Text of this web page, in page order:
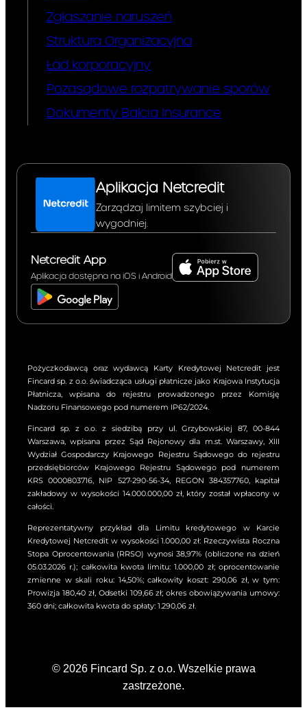
Zgłaszanie naruszeń
Struktura Organizacyjna
Ład korporacyjny
Pozasądowe rozpatrywanie sporów
Dokumenty Balcia Insurance
Aplikacja Netcredit
Zarządzaj limitem szybciej i
wygodniej.
Netcredit App
Aplikacja dostępna na iOS i Android
Pożyczkodawcą oraz wydawcą Karty Kredytowej Netcredit jest
Fincard sp. z o.o. świadcząca usługi płatnicze jako Krajowa Instytucja
Płatnicza, wpisana do rejestru prowadzonego przez Komisję
Nadzoru Finansowego pod numerem IP62/2024.
Fincard sp. z o.o. z siedzibą przy ul. Grzybowskiej 87, 00-844
Warszawa, wpisana przez Sąd Rejonowy dla m.st. Warszawy, XIII
Wydział Gospodarczy Krajowego Rejestru Sądowego do rejestru
przedsiębiorców Krajowego Rejestru Sądowego pod numerem
KRS 0000803716, NIP 527-290-56-34, REGON 384357760, kapitał
zakładowy w wysokości 14.000.000,00 zł, który został wpłacony w
całości.
Reprezentatywny przykład dla Limitu kredytowego w Karcie
Kredytowej Netcredit w wysokości 1.000,00 zł: Rzeczywista Roczna
Stopa Oprocentowania (RRSO) wynosi 38,97% (obliczone na dzień
05.03.2026 r.); całkowita kwota limitu: 1.000,00 zł; oprocentowanie
zmienne w skali roku: 14,50%; całkowity koszt: 290,06 zł, w tym:
Prowizja 180,40 zł, Odsetki 109,66 zł; okres obowiązywania umowy:
360 dni; całkowita kwota do spłaty: 1.290,06 zł.
© 2026 Fincard Sp. z o.o. Wszelkie prawa
zastrzeżone.